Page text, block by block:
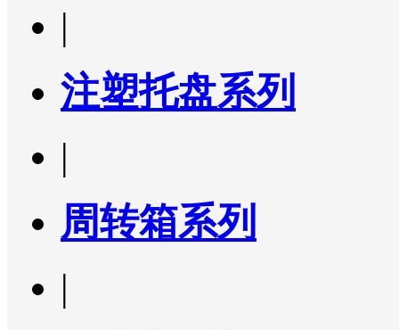
|
注塑托盘系列
|
周转箱系列
|